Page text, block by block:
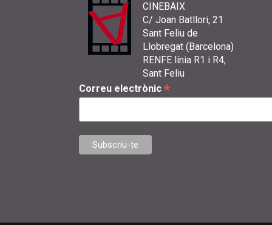
CINEBAIX
C/ Joan Batllori, 21
Sant Feliu de
Llobregat (Barcelona)
RENFE línia R1 i R4,
Sant Feliu
Correu electrònic *